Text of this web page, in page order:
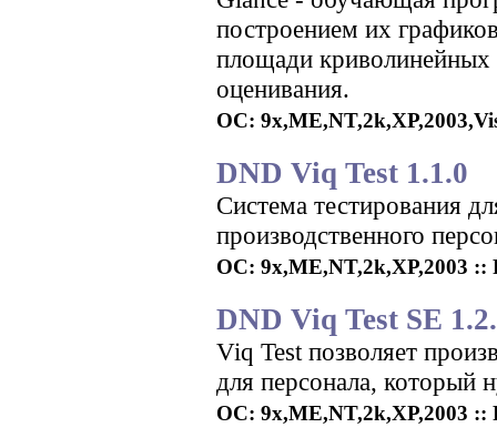
построением их
площади криволинейных
оценивания.
ОС:
DND Viq Test 1.1.0
Система тестирования
производственного
ОС: 9x,ME,NT,2k,XP,2003 ::
DND Viq Test SE
Viq Test позволяет
для персонала, который
ОС: 9x,ME,NT,2k,XP,2003 ::